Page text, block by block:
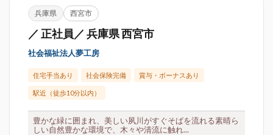
兵庫県 西宮市
／ 正社員／ 兵庫県 西宮市
社会福祉法人夢工房
住宅手当あり 社会保険完備 賞与・ボーナスあり
駅近（徒歩10分以内）
豊かな緑に囲まれ、美しい夙川がすぐそばを流れる素晴ら
しい自然豊かな環境で、木々や清流に触れ...